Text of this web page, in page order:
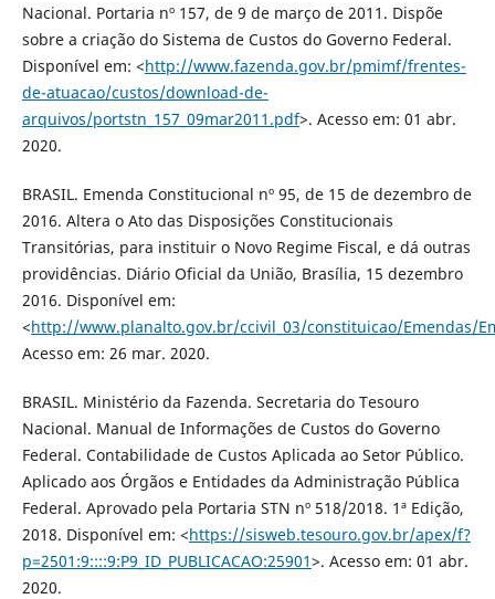
Nacional. Portaria nº 157, de 9 de março de 2011. Dispõe
sobre a criação do Sistema de Custos do Governo Federal.
Disponível em: <http://www.fazenda.gov.br/pmimf/frentes-
de-atuacao/custos/download-de-
arquivos/portstn_157_09mar2011.pdf>. Acesso em: 01 abr.
2020.
BRASIL. Emenda Constitucional nº 95, de 15 de dezembro de
2016. Altera o Ato das Disposições Constitucionais
Transitórias, para instituir o Novo Regime Fiscal, e dá outras
providências. Diário Oficial da União, Brasília, 15 dezembro
2016. Disponível em:
<http://www.planalto.gov.br/ccivil_03/constituicao/Emendas/
Acesso em: 26 mar. 2020.
BRASIL. Ministério da Fazenda. Secretaria do Tesouro
Nacional. Manual de Informações de Custos do Governo
Federal. Contabilidade de Custos Aplicada ao Setor Público.
Aplicado aos Órgãos e Entidades da Administração Pública
Federal. Aprovado pela Portaria STN nº 518/2018. 1ª Edição,
2018. Disponível em: <https://sisweb.tesouro.gov.br/apex/f?
p=2501:9::::9:P9_ID_PUBLICACAO:25901>. Acesso em: 01 abr.
2020.